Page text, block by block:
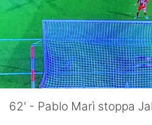
62' - Pablo Marì stoppa